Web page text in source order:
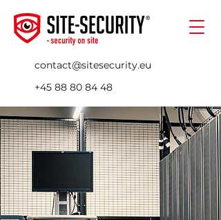
contact@sitesecurity.eu
+45 88 80 84 48